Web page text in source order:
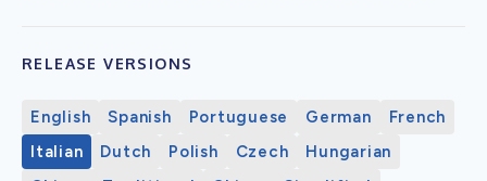
RELEASE VERSIONS
English Spanish Portuguese German
French
Italian
Dutch Polish Czech
Hungarian